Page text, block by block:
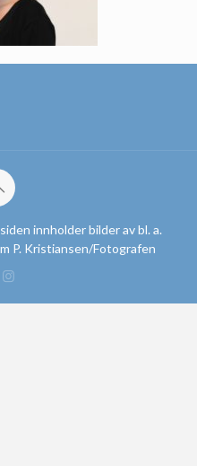
innholder bilder av bl. a.
P. Kristiansen/Fotografen